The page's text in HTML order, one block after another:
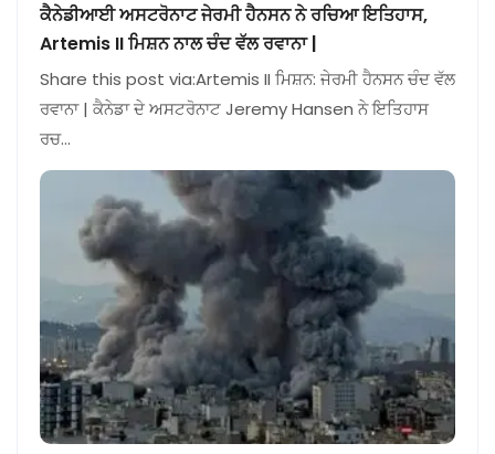
ਕੈਨੇਡੀਆਈ ਅਸਟਰੋਨਾਟ ਜੇਰਮੀ ਹੈਨਸਨ ਨੇ ਰਚਿਆ ਇਤਿਹਾਸ,
Artemis II ਮਿਸ਼ਨ ਨਾਲ ਚੰਦ ਵੱਲ ਰਵਾਨਾ |
Share this post via:Artemis II ਮਿਸ਼ਨ: ਜੇਰਮੀ ਹੈਨਸਨ ਚੰਦ ਵੱਲ
ਰਵਾਨਾ | ਕੈਨੇਡਾ ਦੇ ਅਸਟਰੋਨਾਟ Jeremy Hansen ਨੇ ਇਤਿਹਾਸ
ਰਚ…